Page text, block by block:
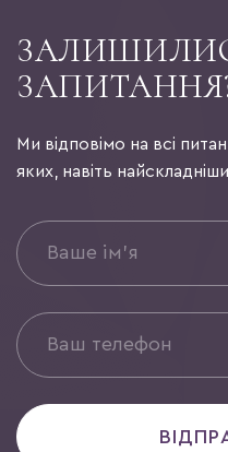
Ми відповімо на всі
яких, навіть